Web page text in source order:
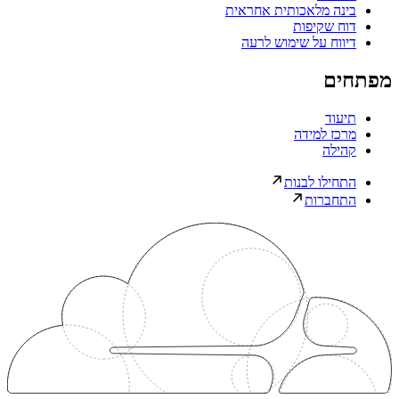
בינה מלאכותית אחראית
דוח שקיפות
דיווח על שימוש לרעה
מפתחים
תיעוד
מרכז למידה
קהילה
התחילו לבנות
התחברות